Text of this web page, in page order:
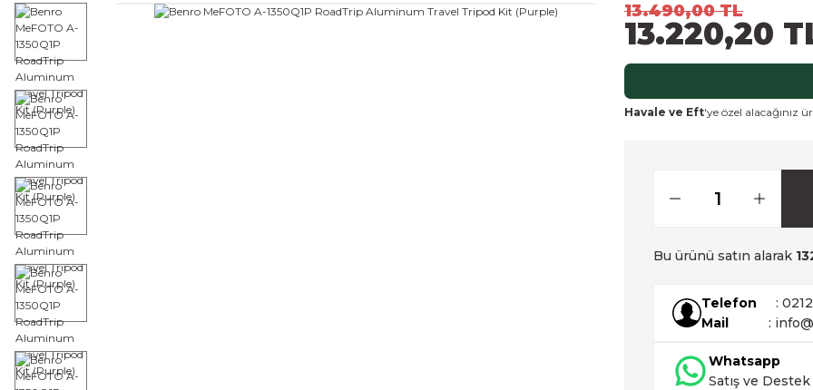
13.490,00 TL
13.220,20
Havale ve Eft'ye özel alacağınız
Bu ürünü satın alarak
Telefon
:
Mail
:
Whatsapp
Satış ve Destek